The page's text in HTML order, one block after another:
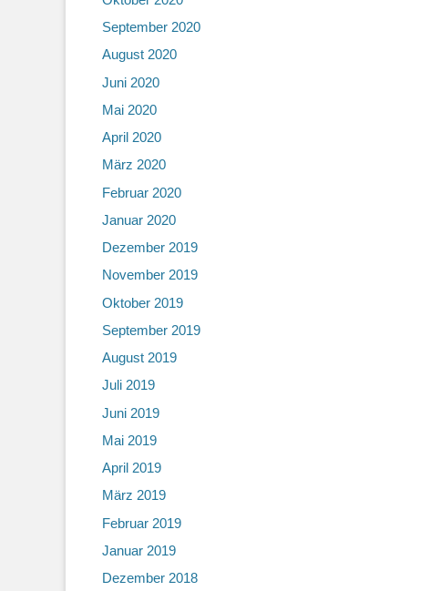
September 2020
August 2020
Juni 2020
Mai 2020
April 2020
März 2020
Februar 2020
Januar 2020
Dezember 2019
November 2019
Oktober 2019
September 2019
August 2019
Juli 2019
Juni 2019
Mai 2019
April 2019
März 2019
Februar 2019
Januar 2019
Dezember 2018